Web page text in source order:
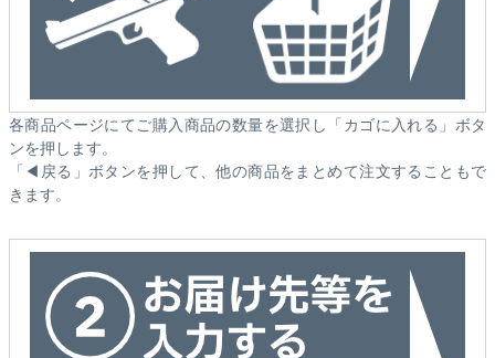
各商品ページにてご購入商品の数量を選択し「カゴに入れる」ボタ
ンを押します。
「◀戻る」ボタンを押して、他の商品をまとめて注文することもで
きます。